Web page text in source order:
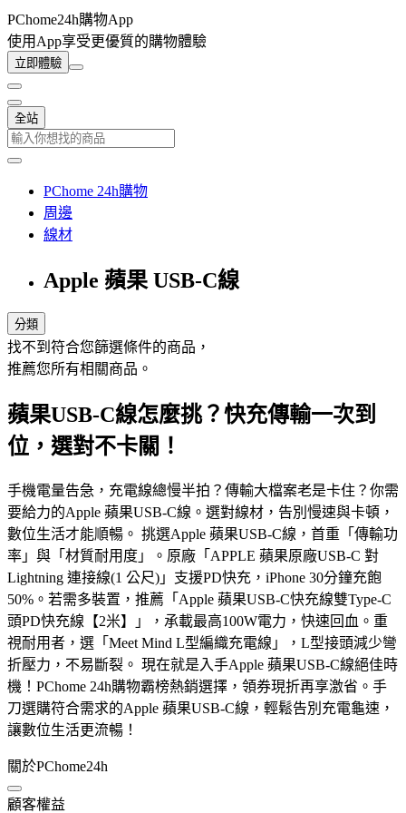
PChome24h購物App
使用App享受更優質的購物體驗
立即體驗
全站
PChome 24h購物
周邊
線材
Apple 蘋果 USB-C線
分類
找不到符合您篩選條件的商品，
推薦您所有相關商品。
蘋果USB-C線怎麼挑？快充傳輸一次到
位，選對不卡關！
手機電量告急，充電線總慢半拍？傳輸大檔案老是卡住？你需
要給力的Apple 蘋果USB-C線。選對線材，告別慢速與卡頓，
數位生活才能順暢。 挑選Apple 蘋果USB-C線，首重「傳輸功
率」與「材質耐用度」。原廠「APPLE 蘋果原廠USB-C 對
Lightning 連接線(1 公尺)」支援PD快充，iPhone 30分鐘充飽
50%。若需多裝置，推薦「Apple 蘋果USB-C快充線雙Type-C
頭PD快充線【2米】」，承載最高100W電力，快速回血。重
視耐用者，選「Meet Mind L型編織充電線」，L型接頭減少彎
折壓力，不易斷裂。 現在就是入手Apple 蘋果USB-C線絕佳時
機！PChome 24h購物霸榜熱銷選擇，領券現折再享激省。手
刀選購符合需求的Apple 蘋果USB-C線，輕鬆告別充電龜速，
讓數位生活更流暢！
關於PChome24h
顧客權益